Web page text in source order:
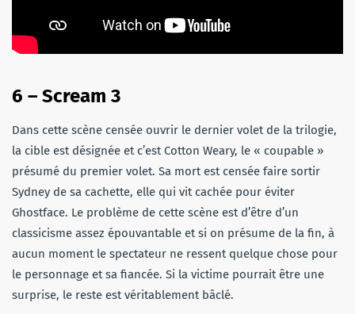
6 – Scream 3
Dans cette scène censée ouvrir le dernier volet de la trilogie,
la cible est désignée et c’est Cotton Weary, le « coupable »
présumé du premier volet. Sa mort est censée faire sortir
Sydney de sa cachette, elle qui vit cachée pour éviter
Ghostface. Le problème de cette scène est d’être d’un
classicisme assez épouvantable et si on présume de la fin, à
aucun moment le spectateur ne ressent quelque chose pour
le personnage et sa fiancée. Si la victime pourrait être une
surprise, le reste est véritablement bâclé.